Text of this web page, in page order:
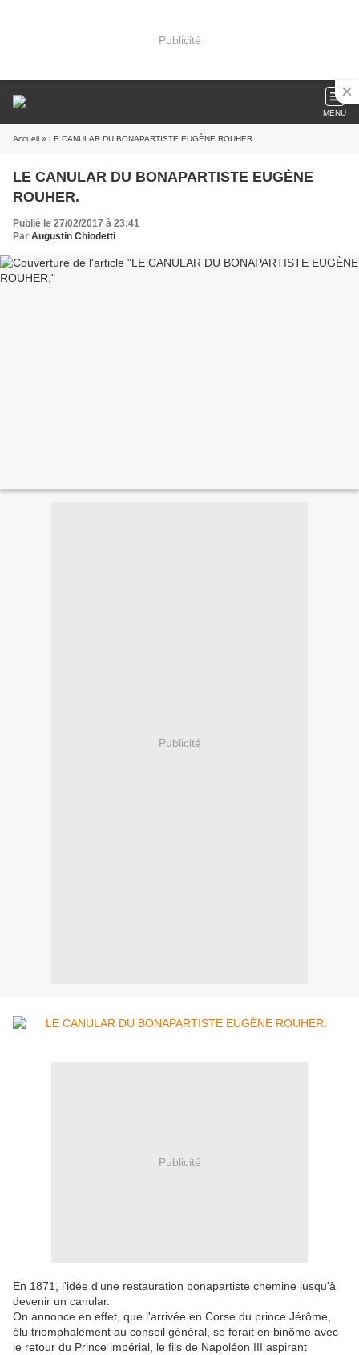
Publicité
MENU
Accueil » LE CANULAR DU BONAPARTISTE EUGÈNE ROUHER.
LE CANULAR DU BONAPARTISTE EUGÈNE
ROUHER.
Publié le 27/02/2017 à 23:41
Par Augustin Chiodetti
Publicité
Publicité
En 1871, l'idée d'une restauration bonapartiste chemine jusqu'à
devenir un canular.
On annonce en effet, que l'arrivée en Corse du prince Jérôme,
élu triomphalement au conseil général, se ferait en binôme avec
le retour du Prince impérial, le fils de Napoléon III aspirant